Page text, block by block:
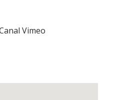
Vimeo